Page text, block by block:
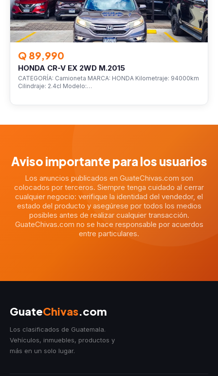
Q 89,990
HONDA CR-V EX 2WD M.2015
CATEGORÍA: Camioneta MARCA: HONDA Kilometraje: 94000km
Cilindraje: 2.4cl Modelo:…
Aviso importante para los usuarios
Los anuncios publicados en GuateChivas.com son
colocados por terceros. Siempre tenga cuidado al cerrar
cualquier negocio: verifique la identidad del vendedor, el
estado del producto y asegúrese por todos los medios
posibles antes de realizar cualquier transacción.
GuateChivas.com no se hace responsable por acuerdos
entre particulares.
GuateChivas.com
Los clasificados de Guatemala.
Vehículos, inmuebles, productos y
más en un solo lugar.